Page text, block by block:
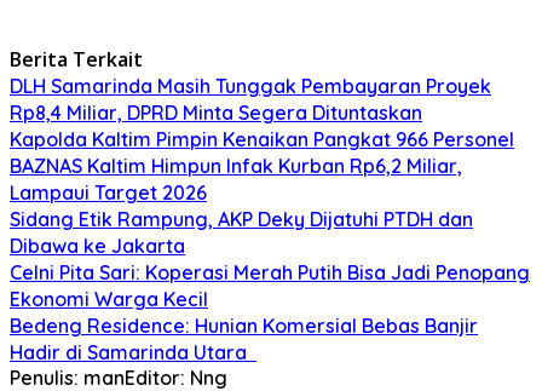
Berita Terkait
DLH Samarinda Masih Tunggak Pembayaran Proyek
Rp8,4 Miliar, DPRD Minta Segera Dituntaskan
Kapolda Kaltim Pimpin Kenaikan Pangkat 966 Personel
BAZNAS Kaltim Himpun Infak Kurban Rp6,2 Miliar,
Lampaui Target 2026
Sidang Etik Rampung, AKP Deky Dijatuhi PTDH dan
Dibawa ke Jakarta
Celni Pita Sari: Koperasi Merah Putih Bisa Jadi Penopang
Ekonomi Warga Kecil
Bedeng Residence: Hunian Komersial Bebas Banjir
Hadir di Samarinda Utara
Penulis: manEditor: Nng